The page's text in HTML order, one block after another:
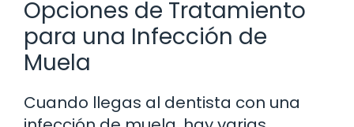
Opciones de Tratamiento
para una Infección de
Muela
Cuando llegas al dentista con una